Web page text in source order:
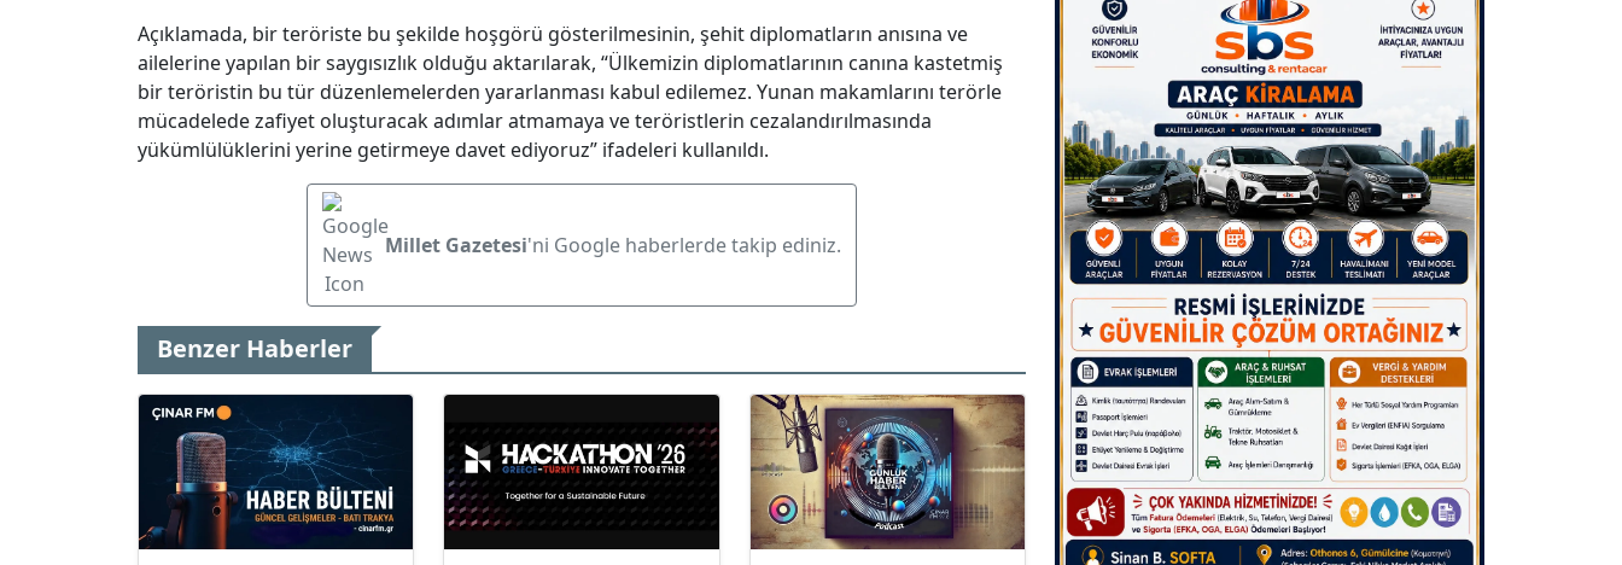
Açıklamada, bir teröriste bu şekilde hoşgörü gösterilmesinin, şehit diplomatların anısına ve
ailelerine yapılan bir saygısızlık olduğu aktarılarak, “Ülkemizin diplomatlarının canına kastetmiş
bir teröristin bu tür düzenlemelerden yararlanması kabul edilemez. Yunan makamlarını terörle
mücadelede zafiyet oluşturacak adımlar atmamaya ve teröristlerin cezalandırılmasında
yükümlülüklerini yerine getirmeye davet ediyoruz” ifadeleri kullanıldı.
Millet Gazetesi'ni Google haberlerde takip ediniz.
Benzer Haberler